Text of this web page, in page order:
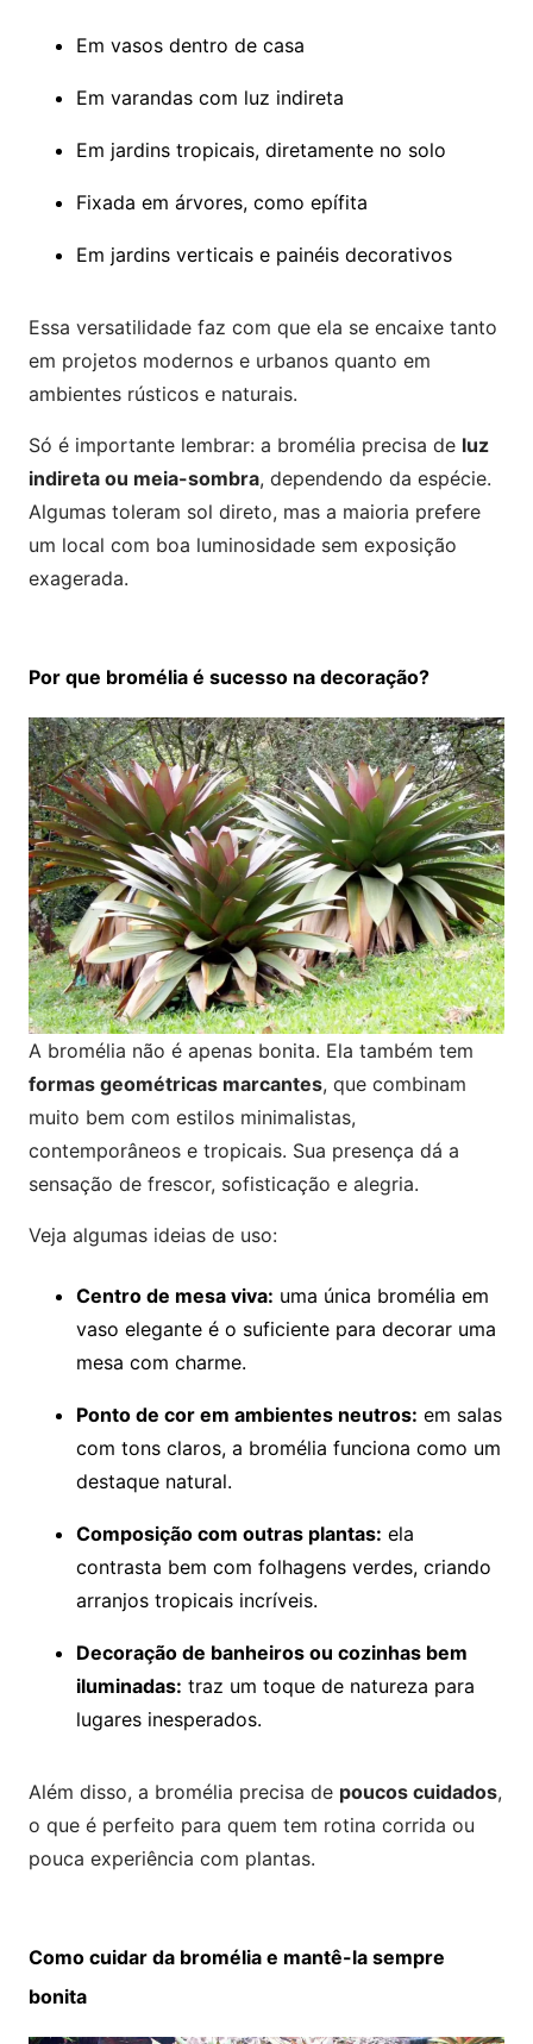
Em vasos dentro de casa
Em varandas com luz indireta
Em jardins tropicais, diretamente no solo
Fixada em árvores, como epífita
Em jardins verticais e painéis decorativos
Essa versatilidade faz com que ela se encaixe tanto
em projetos modernos e urbanos quanto em
ambientes rústicos e naturais.
Só é importante lembrar: a bromélia precisa de luz
indireta ou meia-sombra, dependendo da espécie.
Algumas toleram sol direto, mas a maioria prefere
um local com boa luminosidade sem exposição
exagerada.
Por que bromélia é sucesso na decoração?
A bromélia não é apenas bonita. Ela também tem
formas geométricas marcantes, que combinam
muito bem com estilos minimalistas,
contemporâneos e tropicais. Sua presença dá a
sensação de frescor, sofisticação e alegria.
Veja algumas ideias de uso:
Centro de mesa viva: uma única bromélia em
vaso elegante é o suficiente para decorar uma
mesa com charme.
Ponto de cor em ambientes neutros: em salas
com tons claros, a bromélia funciona como um
destaque natural.
Composição com outras plantas: ela
contrasta bem com folhagens verdes, criando
arranjos tropicais incríveis.
Decoração de banheiros ou cozinhas bem
iluminadas: traz um toque de natureza para
lugares inesperados.
Além disso, a bromélia precisa de poucos cuidados,
o que é perfeito para quem tem rotina corrida ou
pouca experiência com plantas.
Como cuidar da bromélia e mantê-la sempre
bonita